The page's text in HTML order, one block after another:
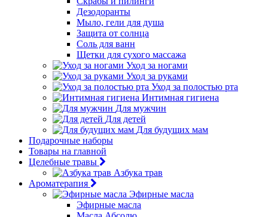
Дезодоранты
Мыло, гели для душа
Защита от солнца
Соль для ванн
Щетки для сухого массажа
Уход за ногами
Уход за руками
Уход за полостью рта
Интимная гигиена
Для мужчин
Для детей
Для будущих мам
Подарочные наборы
Товары на главной
Целебные травы
Азбука трав
Ароматерапия
Эфирные масла
Эфирные масла